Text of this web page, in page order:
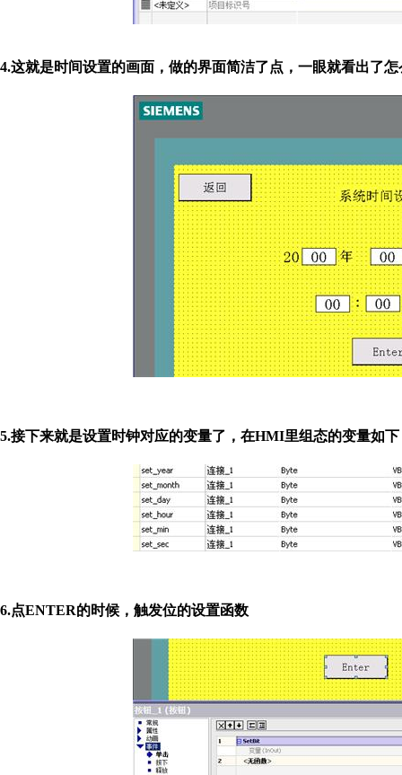
4.这就是时间设置的画面，做的界面简洁了点，一眼就看出了
5.接下来就是设置时钟对应的变量了，在HMI里组态的变量如下
6.点ENTER的时候，触发位的设置函数